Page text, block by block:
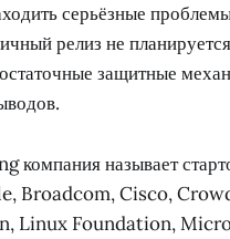
серьёзные
релиз не
защитные
компания называет
Broadcom, Cisco,
Linux Foundation,